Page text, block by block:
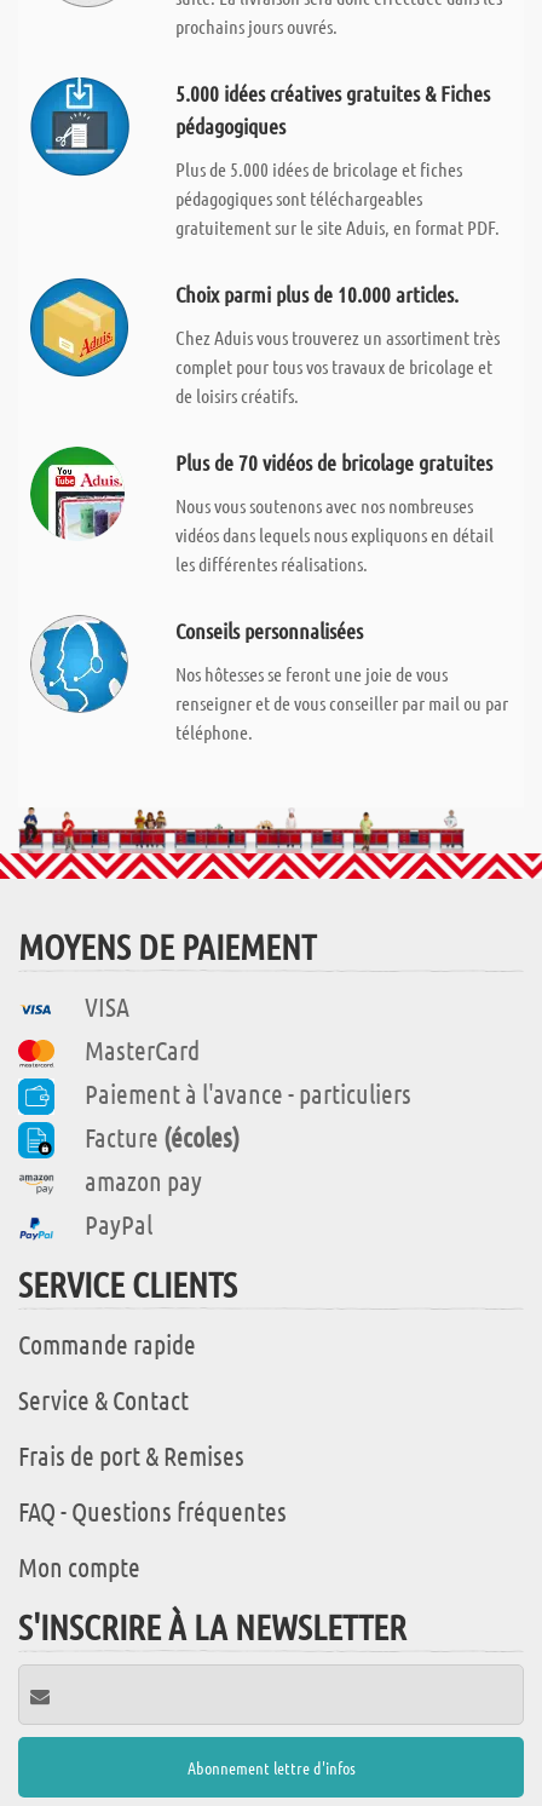
prochains jours ouvrés.
5.000 idées créatives gratuites & Fiches
pédagogiques
Plus de 5.000 idées de bricolage et fiches
pédagogiques sont téléchargeables
gratuitement sur le site Aduis, en format PDF.
Choix parmi plus de 10.000 articles.
Chez Aduis vous trouverez un assortiment très
complet pour tous vos travaux de bricolage et
de loisirs créatifs.
Plus de 70 vidéos de bricolage gratuites
Nous vous soutenons avec nos nombreuses
vidéos dans lequels nous expliquons en détail
les différentes réalisations.
Conseils personnalisées
Nos hôtesses se feront une joie de vous
renseigner et de vous conseiller par mail ou par
téléphone.
MOYENS DE PAIEMENT
VISA
MasterCard
Paiement à l'avance - particuliers
Facture (écoles)
amazon pay
PayPal
SERVICE CLIENTS
Commande rapide
Service & Contact
Frais de port & Remises
FAQ - Questions fréquentes
Mon compte
S'INSCRIRE À LA NEWSLETTER